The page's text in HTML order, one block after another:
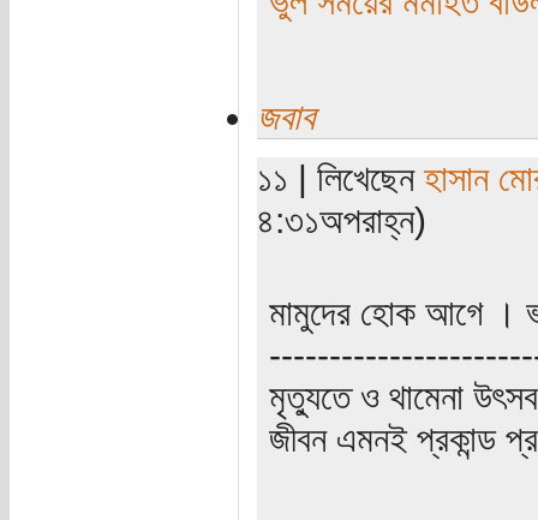
জবাব
১১ | লিখেছেন হাসান
৪:৩১অপরাহ্ন)
মামুদের হোক আগে ।
মৃত্যুতে ও থামেনা উৎসব
জীবন এমনই প্রকান্ড